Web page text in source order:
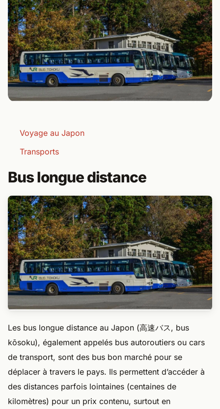
Voyage au Japon
Transports
Bus longue distance
Les bus longue distance au Japon (高速バス, bus
kōsoku), également appelés bus autoroutiers ou cars
de transport, sont des bus bon marché pour se
déplacer à travers le pays. Ils permettent d’accéder à
des distances parfois lointaines (centaines de
kilomètres) pour un prix contenu, surtout en